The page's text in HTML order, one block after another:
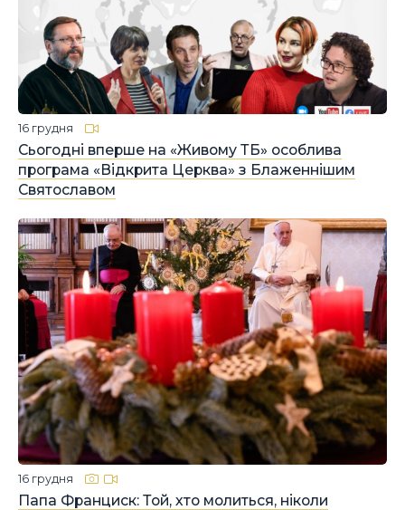
Сьогодні вперше на «Живому ТБ» особлива
програма «Відкрита Церква» з Блаженнішим
Святославом
16 грудня
Папа Франциск: Той, хто молиться, ніколи
16 грудня